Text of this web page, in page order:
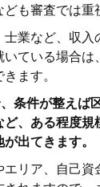
も審査では重
士業など、収入
いている場合は
ます。
条件が整えば
ど、ある程度規
出てきます。
リア、自己資